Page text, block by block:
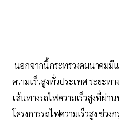
นอกจากนี้กระทรวงคมนาคมมี
ความเร็วสูงทั่วประเทศ ระยะท
เส้นทางรถไฟความเร็วสูงที่ผ่
โครงการรถไฟความเร็วสูง ช่ว